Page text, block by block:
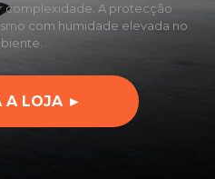
complexidade. A protecção
com humidade elevada no
A LOJA ►